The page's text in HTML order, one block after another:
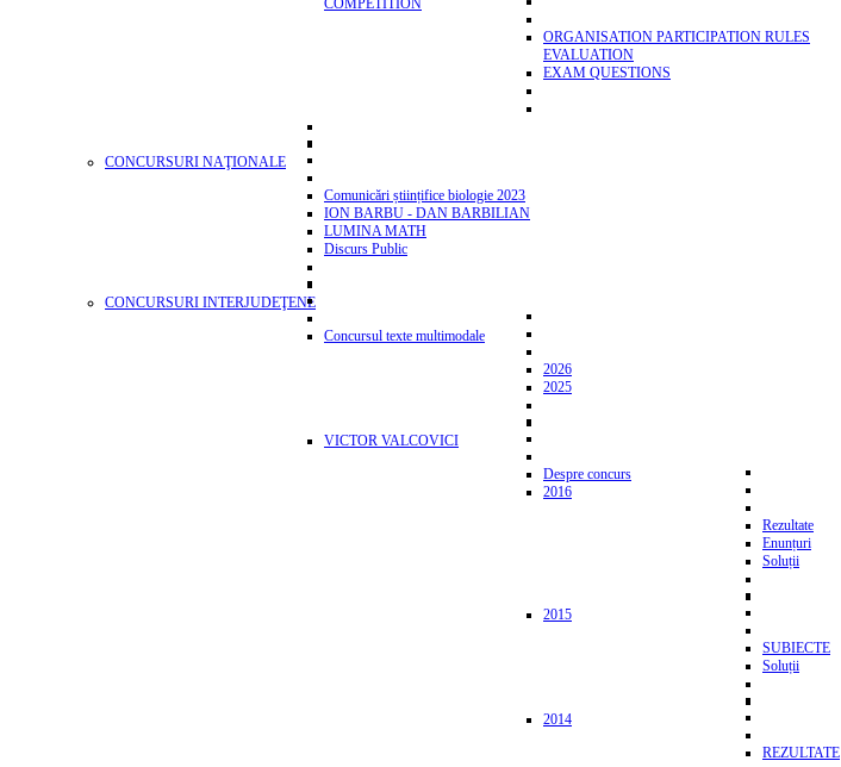
COMPETITION
ORGANISATION PARTICIPATION RULES
EVALUATION
EXAM QUESTIONS
CONCURSURI NAŢIONALE
Comunicări științifice biologie 2023
ION BARBU - DAN BARBILIAN
LUMINA MATH
Discurs Public
CONCURSURI INTERJUDEŢENE
Concursul texte multimodale
2026
2025
VICTOR VALCOVICI
Despre concurs
2016
Rezultate
Enunțuri
Soluții
2015
SUBIECTE
Soluții
2014
REZULTATE